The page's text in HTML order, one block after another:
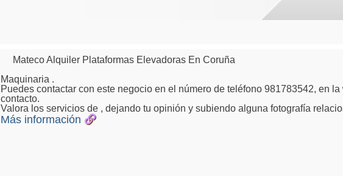
Mateco Alquiler Plataformas Elevadoras En Coruña
Maquinaria .
Puedes contactar con este negocio en el número de teléfono 981783542, en
contacto.
Valora los servicios de , dejando tu opinión y subiendo alguna fotografía
Más información